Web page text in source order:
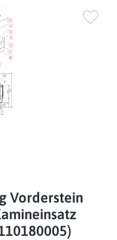
Vorderstein